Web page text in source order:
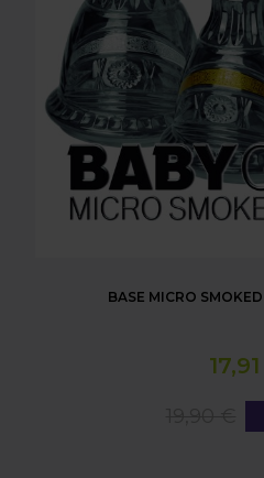
BASE MICRO